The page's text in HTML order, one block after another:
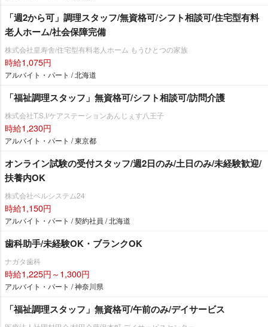
「週2から可」調理スタッフ/無資格可/シフト相談可/住宅型有料
老人ホーム/社会保障完備
株式会社皇寿舎/住宅型有料老人ホーム もうひとつの家族
時給1,075円
アルバイト・パート / 北海道
「福祉調理スタッフ」無資格可/シフト相談可/訪問介護
株式会社T.S.I/ケアステーションあんじぇす八王子
時給1,230円
アルバイト・パート / 東京都
オンライン試験の受付スタッフ/週2日のみ/土日のみ/未経験歓迎/
扶養内OK
株式会社ベルシステム24
時給1,150円
アルバイト・パート / 契約社員 / 北海道
歯科助手/未経験OK・ブランクOK
ナガタ歯科
時給1,225円～1,300円
アルバイト・パート / 神奈川県
「福祉調理スタッフ」無資格可/午前のみ/デイサービス